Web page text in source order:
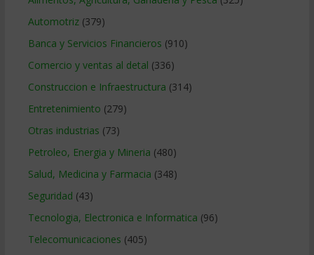
Automotriz(379)
Banca y Servicios Financieros (910)
Comercio y ventas al detal (336)
Construccion e Infraestructura (314)
Entretenimiento (279)
Otras industrias (73)
Petroleo, Energia y Mineria (480)
Salud, Medicina y Farmacia (348)
Seguridad (43)
Tecnologia, Electronica e Informatica (96)
Telecomunicaciones (405)